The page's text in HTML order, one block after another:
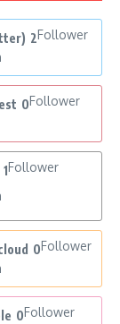
2Follower
0Follower
1Follower
0Follower
0Follower